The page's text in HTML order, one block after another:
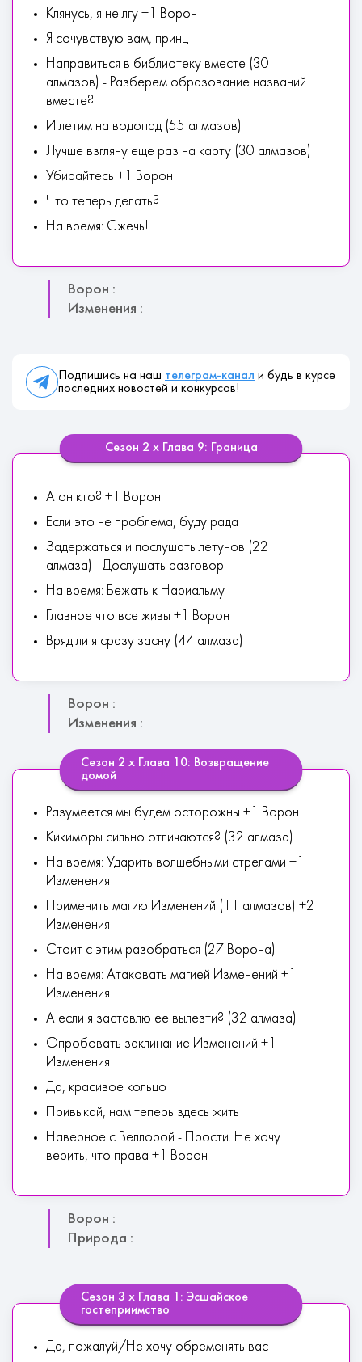
Клянусь, я не лгу +1 Ворон
Я сочувствую вам, принц
Направиться в библиотеку вместе (30
алмазов) - Разберем образование названий
вместе?
И летим на водопад (55 алмазов)
Лучше взгляну еще раз на карту (30 алмазов)
Убирайтесь +1 Ворон
Что теперь делать?
На время: Сжечь!
Ворон :
Изменения :
Подпишись на наш телеграм-канал и будь в курсе
последних новостей и конкурсов!
Сезон 2 х Глава 9: Граница
А он кто? +1 Ворон
Если это не проблема, буду рада
Задержаться и послушать летунов (22
алмаза) - Дослушать разговор
На время: Бежать к Нариальму
Главное что все живы +1 Ворон
Вряд ли я сразу засну (44 алмаза)
Ворон :
Изменения :
Сезон 2 х Глава 10: Возвращение
домой
Разумеется мы будем осторожны +1 Ворон
Кикиморы сильно отличаются? (32 алмаза)
На время: Ударить волшебными стрелами +1
Изменения
Применить магию Изменений (11 алмазов) +2
Изменения
Стоит с этим разобраться (27 Ворона)
На время: Атаковать магией Изменений +1
Изменения
А если я заставлю ее вылезти? (32 алмаза)
Опробовать заклинание Изменений +1
Изменения
Да, красивое кольцо
Привыкай, нам теперь здесь жить
Наверное с Веллорой - Прости. Не хочу
верить, что права +1 Ворон
Ворон :
Природа :
Сезон 3 х Глава 1: Эсшайское
гостеприимство
Да, пожалуй/Не хочу обременять вас